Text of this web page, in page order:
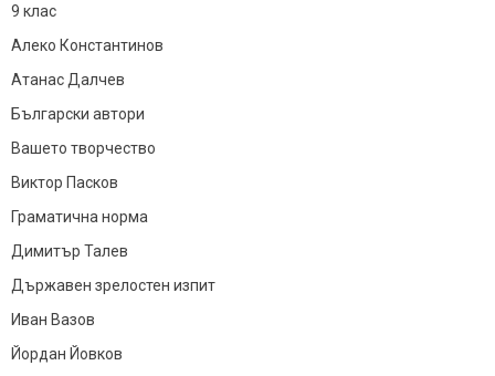
9 клас
Алеко Константинов
Атанас Далчев
Български автори
Вашето творчество
Виктор Пасков
Граматична норма
Димитър Талев
Държавен зрелостен изпит
Иван Вазов
Йордан Йовков